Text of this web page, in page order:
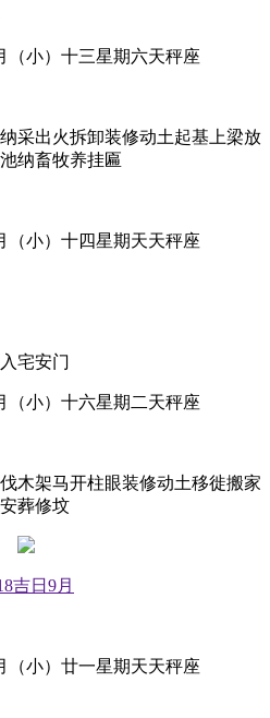
（小）十三星期六天秤座
采出火拆卸装修动土起基上梁放
纳畜牧养挂匾
（小）十四星期天天秤座
宅安门
（小）十六星期二天秤座
木架马开柱眼装修动土移徙搬家
葬修坟
吉日9月
（小）廿一星期天天秤座